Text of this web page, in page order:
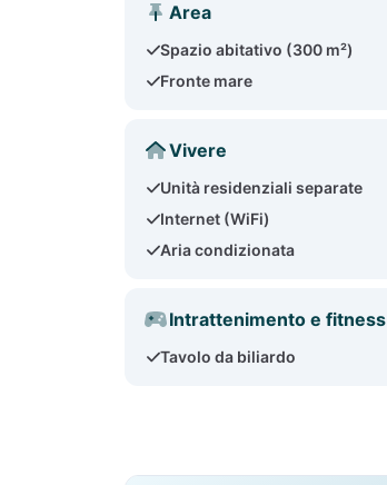
Area
Spazio abitativo (300 m²)
Fronte mare
Vivere
Unità residenziali separate
Internet (WiFi)
Aria condizionata
Intrattenimento e fitness
Tavolo da biliardo